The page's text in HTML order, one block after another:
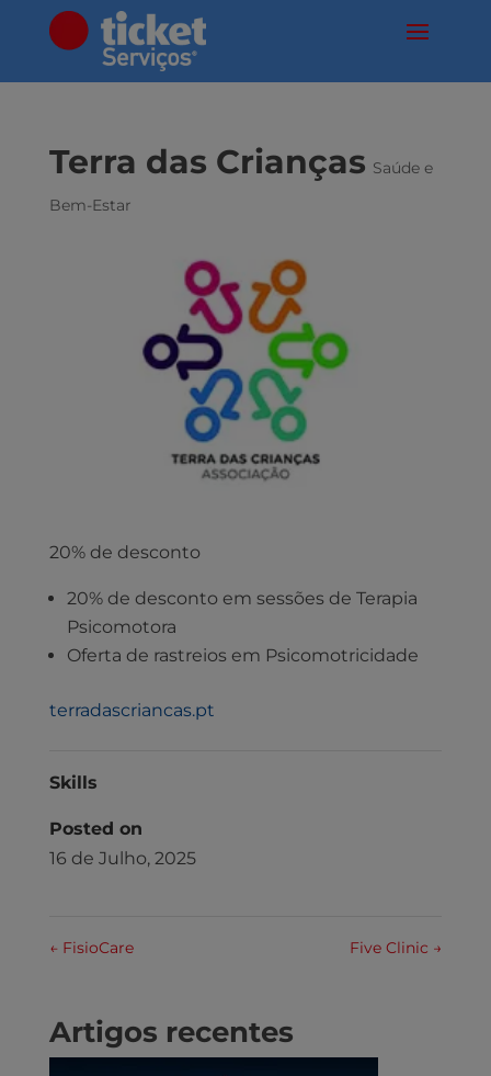
Terra das Crianças Saúde e
Bem-Estar
20% de desconto
20% de desconto em sessões de Terapia
Psicomotora
Oferta de rastreios em Psicomotricidade
terradascriancas.pt
Skills
Posted on
16 de Julho, 2025
←FisioCare Five Clinic →
Artigos recentes